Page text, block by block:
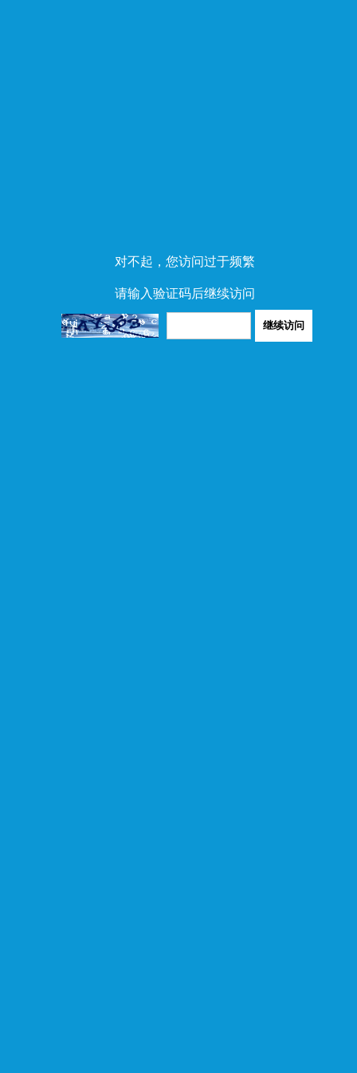
对不起，您访问过于频繁
请输入验证码后继续访问
继续访问